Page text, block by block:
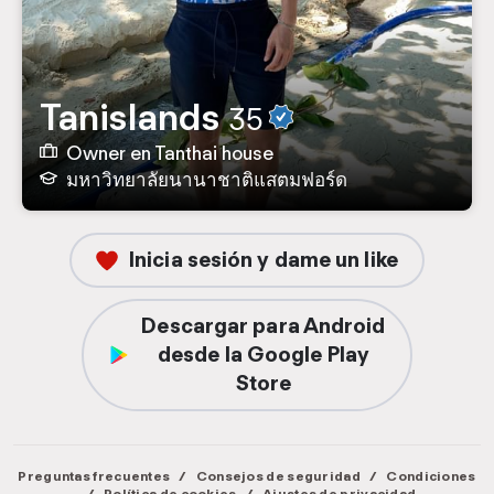
Tanislands 35
Owner en Tanthai house
มหาวิทยาลัยนานาชาติแสตมฟอร์ด
Inicia sesión y dame un like
Descargar para Android
desde la Google Play
Store
Preguntas frecuentes / Consejos de seguridad /
Condiciones